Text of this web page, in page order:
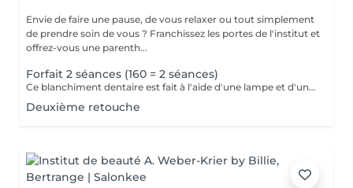
Envie de faire une pause, de vous relaxer ou tout simplement
de prendre soin de vous ? Franchissez les portes de l'institut et
offrez-vous une parenth...
Forfait 2 séances (160 = 2 séances)
Ce blanchiment dentaire est fait à l'aide d'une lampe et d'un gel blanchissant le résultat sont 100% garantis interdit aux femmes enceintes, allaitante, diabétiques
Deuxième retouche